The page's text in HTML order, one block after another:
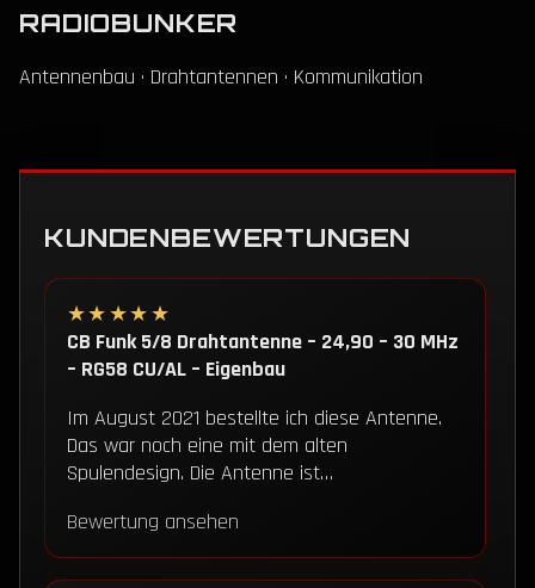
RADIOBUNKER
Antennenbau · Drahtantennen · Kommunikation
KUNDENBEWERTUNGEN
★★★★★
CB Funk 5/8 Drahtantenne – 24,90 – 30 MHz
– RG58 CU/AL – Eigenbau
Im August 2021 bestellte ich diese Antenne.
Das war noch eine mit dem alten
Spulendesign. Die Antenne ist…
Bewertung ansehen